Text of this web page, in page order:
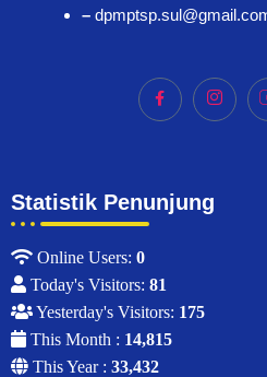
–
Statistik Penunjung
Online Users: 0
Today's Visitors: 81
Yesterday's Visitors: 175
This Month : 14,815
This Year : 33,432